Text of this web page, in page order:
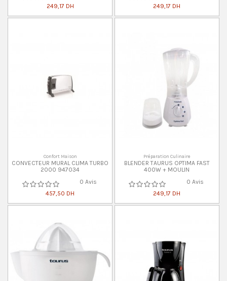
249,17 DH
249,17 DH
Confort Maison
CONVECTEUR MURAL CLIMA TURBO
2000 947034
0 Avis
457,50 DH
Préparation Culinaire
BLENDER TAURUS OPTIMA FAST
400W + MOULIN
0 Avis
249,17 DH